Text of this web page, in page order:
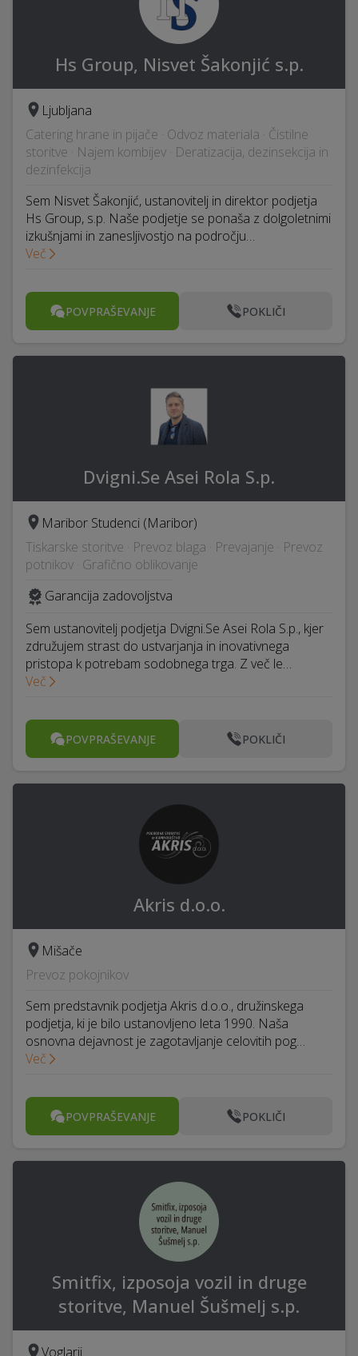
Hs Group, Nisvet Šakonjić s.p.
Ljubljana
Catering hrane in pijače · Odvoz materiala · Čistilne
storitve · Najem kombijev · Deratizacija, dezinsekcija in
dezinfekcija
Sem Nisvet Šakonjić, ustanovitelj in direktor podjetja
Hs Group, s.p. Naše podjetje se ponaša z dolgoletnimi
izkušnjami in zanesljivostjo na področju…
Več
POVPRAŠEVANJE POKLIČI
Dvigni.Se Asei Rola S.p.
Maribor Studenci (Maribor)
Tiskarske storitve · Prevoz blaga · Prevajanje · Prevoz
potnikov · Grafično oblikovanje
Garancija zadovoljstva
Sem ustanovitelj podjetja Dvigni.Se Asei Rola S.p., kjer
združujem strast do ustvarjanja in inovativnega
pristopa k potrebam sodobnega trga. Z več le…
Več
POVPRAŠEVANJE POKLIČI
Akris d.o.o.
Mišače
Prevoz pokojnikov
Sem predstavnik podjetja Akris d.o.o., družinskega
podjetja, ki je bilo ustanovljeno leta 1990. Naša
osnovna dejavnost je zagotavljanje celovitih pog…
Več
POVPRAŠEVANJE POKLIČI
Smitfix, izposoja vozil in druge
storitve, Manuel Šušmelj s.p.
Voglarji